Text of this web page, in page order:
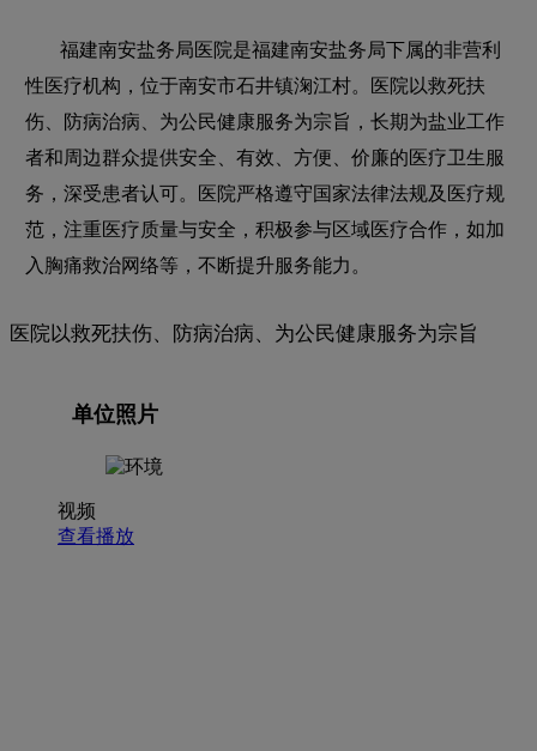
福建南安盐务局医院是福建南安盐务局下属的非营利
性医疗机构，位于南安市石井镇淗江村。医院以救死扶
伤、防病治病、为公民健康服务为宗旨，长期为盐业工作
者和周边群众提供安全、有效、方便、价廉的医疗卫生服
务，深受患者认可。医院严格遵守国家法律法规及医疗规
范，注重医疗质量与安全，积极参与区域医疗合作，如加
入胸痛救治网络等，不断提升服务能力。
医院以救死扶伤、防病治病、为公民健康服务为宗旨
单位照片
视频
查看播放